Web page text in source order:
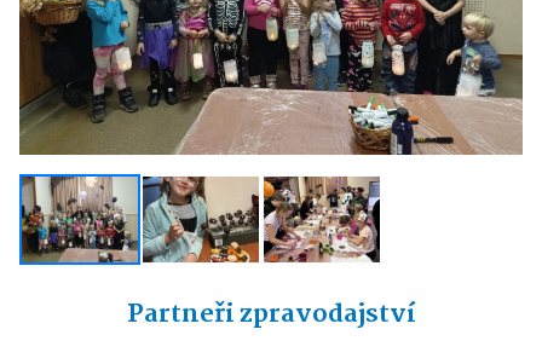
Partneři zpravodajství